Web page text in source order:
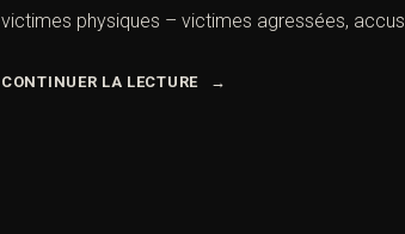
victimes physiques – victimes agressées,
CONTINUER LA LECTURE